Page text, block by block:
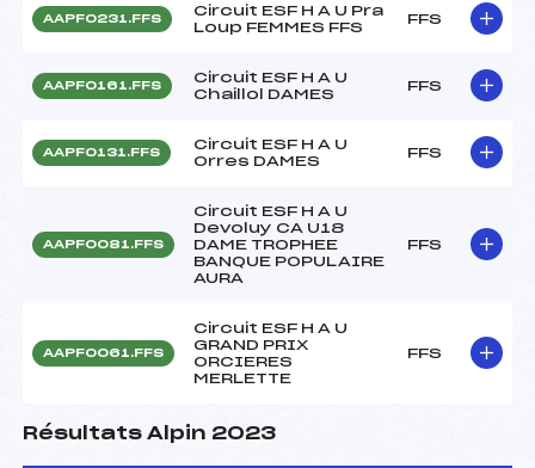
AAPF0231.FFS
Circuit ESF H A U Pra
Loup FEMMES FFS
FFS
AAPF0161.FFS
Circuit ESF H A U
Chaillol DAMES
FFS
AAPF0131.FFS
Circuit ESF H A U
Orres DAMES
FFS
AAPF0081.FFS
Circuit ESF H A U
Devoluy CA U18
DAME TROPHEE
BANQUE POPULAIRE
AURA
FFS
AAPF0061.FFS
Circuit ESF H A U
GRAND PRIX
ORCIERES
MERLETTE
FFS
Résultats Alpin 2023